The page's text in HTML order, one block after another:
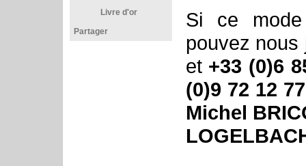
Livre d'or
Partager
Si ce
pouvez
et +33 (0)6
(0)9 72 12
Michel